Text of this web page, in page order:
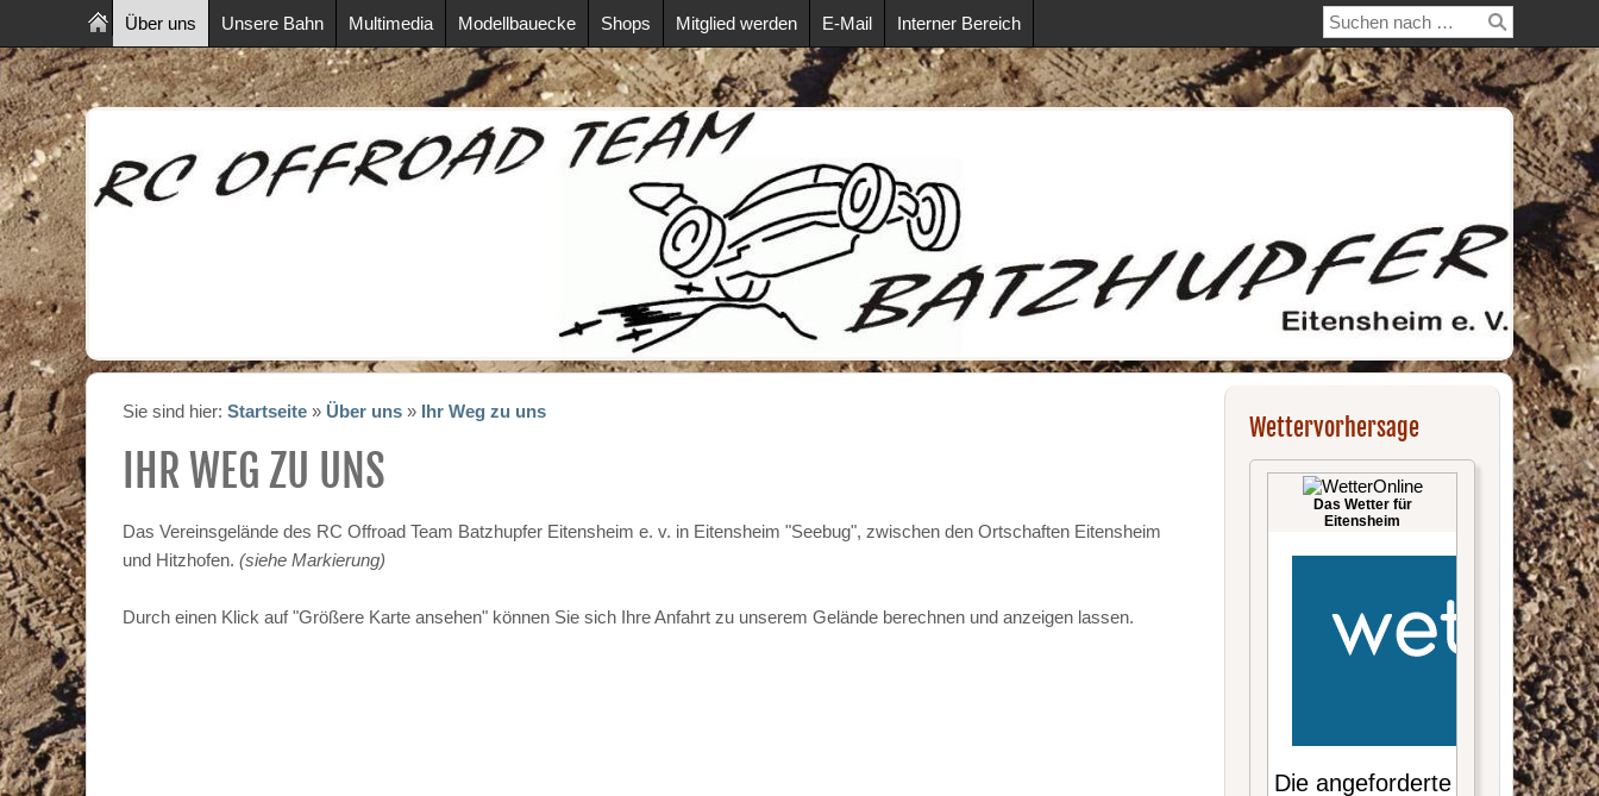
Über uns Unsere Bahn Multimedia Modellbauecke Shops Mitglied werden E-Mail Interner Bereich
Sie sind hier: Startseite » Über uns » Ihr Weg zu uns
IHR WEG ZU UNS
Das Vereinsgelände des RC Offroad Team Batzhupfer Eitensheim e. v. in Eitensheim "Seebug", zwischen den Ortschaften Eitensheim
und Hitzhofen. (siehe Markierung)
Durch einen Klick auf "Größere Karte ansehen" können Sie sich Ihre Anfahrt zu unserem Gelände berechnen und anzeigen lassen.
Wettervorhersage
Das Wetter für
Eitensheim